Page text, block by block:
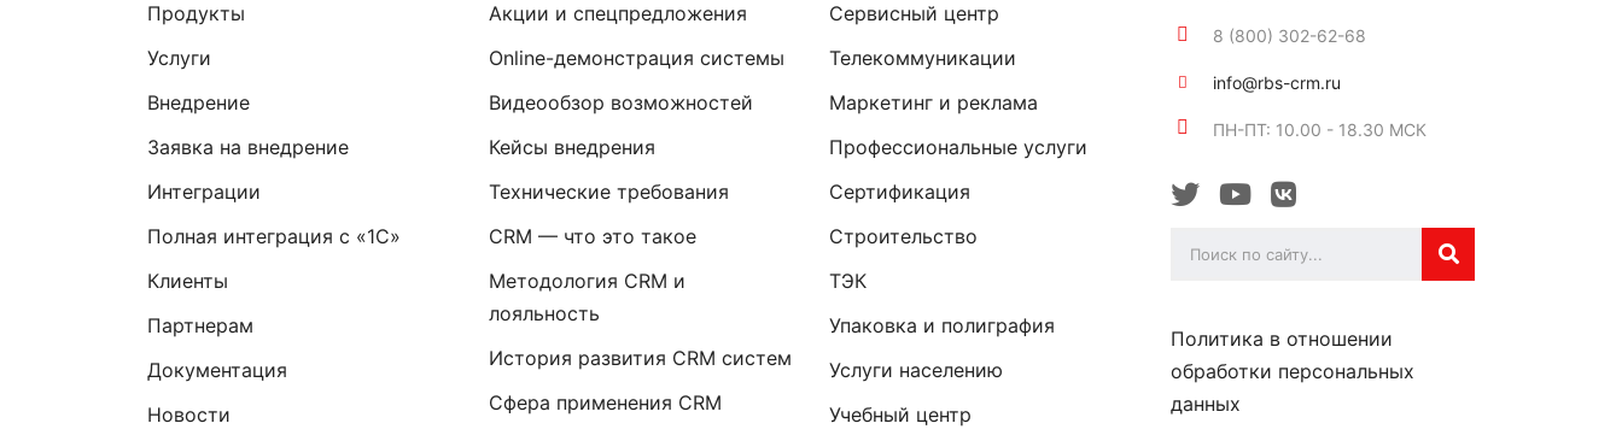
Продукты
Услуги
Внедрение
Заявка на внедрение
Интеграции
Полная интеграция с «1С»
Клиенты
Партнерам
Документация
Новости
Акции и спецпредложения
Online-демонстрация системы
Видеообзор возможностей
Кейсы внедрения
Технические требования
CRM — что это такое
Методология CRM и
лояльность
История развития CRM систем
Сфера применения CRM
Сервисный центр
Телекоммуникации
Маркетинг и реклама
Профессиональные услуги
Сертификация
Строительство
ТЭК
Упаковка и полиграфия
Услуги населению
Учебный центр
8 (800) 302-62-68
info@rbs-crm.ru
ПН-ПТ: 10.00 - 18.30 МСК
Политика в отношении
обработки персональных
данных